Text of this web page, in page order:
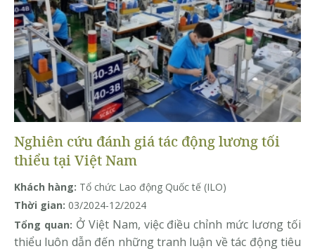
Nghiên cứu đánh giá tác động lương tối
thiểu tại Việt Nam
Khách hàng: Tổ chức Lao động Quốc tế (ILO)
Thời gian: 03/2024-12/2024
Tổng quan: Ở Việt Nam, việc điều chỉnh mức lương tối
thiểu luôn dẫn đến những tranh luận về tác động tiêu